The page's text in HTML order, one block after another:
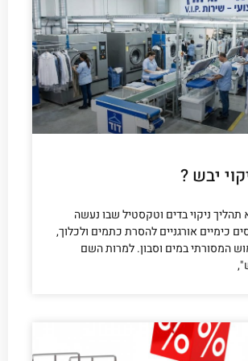
יבש ?
תהליך ניקוי בדים וטקסטיל שבו נעשה
כימיים אורגניים להסרת כתמים ולכלוך,
המסורתי במים וסבון. למרות השם